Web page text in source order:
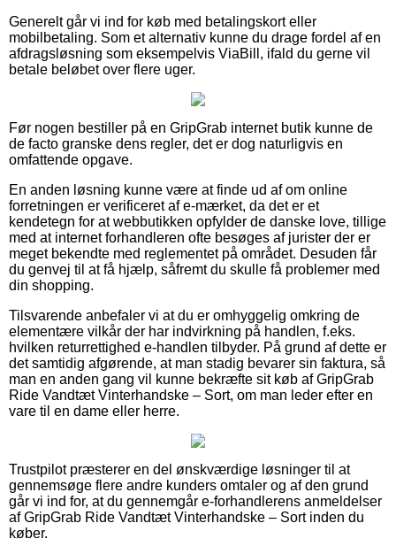
Generelt går vi ind for køb med betalingskort eller
mobilbetaling. Som et alternativ kunne du drage fordel af en
afdragsløsning som eksempelvis ViaBill, ifald du gerne vil
betale beløbet over flere uger.
Før nogen bestiller på en GripGrab internet butik kunne de
de facto granske dens regler, det er dog naturligvis en
omfattende opgave.
En anden løsning kunne være at finde ud af om online
forretningen er verificeret af e-mærket, da det er et
kendetegn for at webbutikken opfylder de danske love, tillige
med at internet forhandleren ofte besøges af jurister der er
meget bekendte med reglementet på området. Desuden får
du genvej til at få hjælp, såfremt du skulle få problemer med
din shopping.
Tilsvarende anbefaler vi at du er omhyggelig omkring de
elementære vilkår der har indvirkning på handlen, f.eks.
hvilken returrettighed e-handlen tilbyder. På grund af dette er
det samtidig afgørende, at man stadig bevarer sin faktura, så
man en anden gang vil kunne bekræfte sit køb af GripGrab
Ride Vandtæt Vinterhandske – Sort, om man leder efter en
vare til en dame eller herre.
Trustpilot præsterer en del ønskværdige løsninger til at
gennemsøge flere andre kunders omtaler og af den grund
går vi ind for, at du gennemgår e-forhandlerens anmeldelser
af GripGrab Ride Vandtæt Vinterhandske – Sort inden du
køber.